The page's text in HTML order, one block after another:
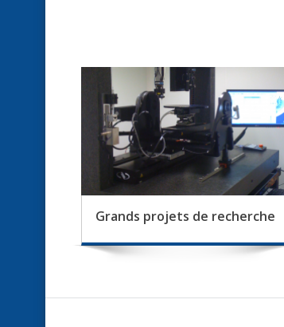
Grands projets de recherche